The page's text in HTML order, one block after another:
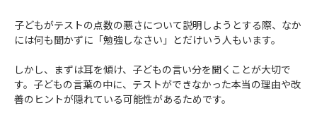
子どもがテストの点数の悪さについて説明しようとする際、なか
には何も聞かずに「勉強しなさい」とだけいう人もいます。
しかし、まずは耳を傾け、子どもの言い分を聞くことが大切で
す。子どもの言葉の中に、テストができなかった本当の理由や改
善のヒントが隠れている可能性があるためです。